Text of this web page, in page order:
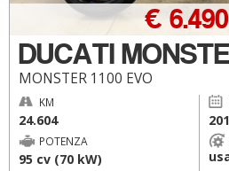
DUCATI
MONSTER 1100 EVO
€
KM
24.604
POTENZA
95 cv (70 kW)